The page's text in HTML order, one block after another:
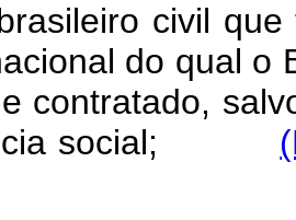
civil que
do qual o
contratado,
social;